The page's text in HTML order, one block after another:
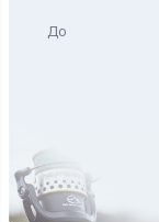
Цена,
до